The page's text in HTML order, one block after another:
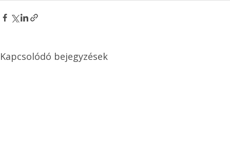
Kapcsolódó bejegyzések